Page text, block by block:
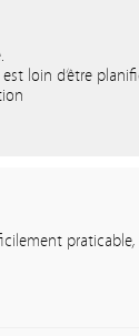
loin d’être